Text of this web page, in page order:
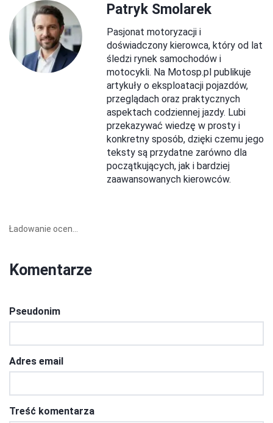
Patryk Smolarek
Pasjonat motoryzacji i
doświadczony kierowca, który od lat
śledzi rynek samochodów i
motocykli. Na Motosp.pl publikuje
artykuły o eksploatacji pojazdów,
przeglądach oraz praktycznych
aspektach codziennej jazdy. Lubi
przekazywać wiedzę w prosty i
konkretny sposób, dzięki czemu jego
teksty są przydatne zarówno dla
początkujących, jak i bardziej
zaawansowanych kierowców.
Ładowanie ocen...
Komentarze
Pseudonim
Adres email
Treść komentarza